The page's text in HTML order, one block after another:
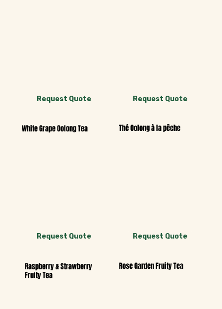
Request Quote
White Grape Oolong Tea Thé Oolong à la pêche
Request Quote
Request Quote
Raspberry & Strawberry
Fruity Tea
Rose Garden Fruity Tea
Request Quote